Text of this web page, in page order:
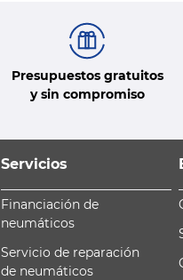
Presupuestos gratuitos
y sin compromiso
Servicios
Financiación de
neumáticos
Servicio de reparación
de neumáticos